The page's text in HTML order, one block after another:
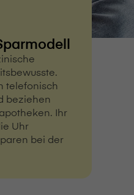
telefonisch
beziehen
Ihr
Uhr
bei der